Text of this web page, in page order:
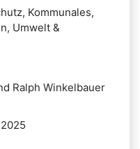
Kommunales,
Umwelt &
Ralph Winkelbauer